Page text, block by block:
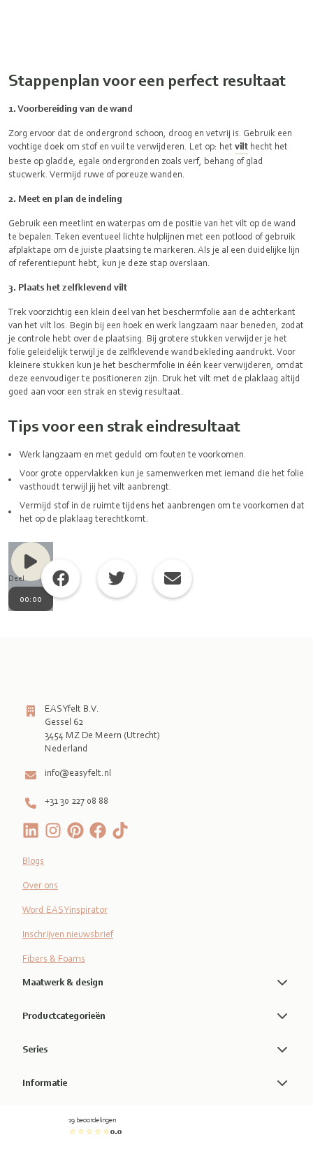
Stappenplan voor een perfect resultaat
1. Voorbereiding van de wand
Zorg ervoor dat de ondergrond schoon, droog en vetvrij is. Gebruik een
vochtige doek om stof en vuil te verwijderen. Let op: het vilt hecht het
beste op gladde, egale ondergronden zoals verf, behang of glad
stucwerk. Vermijd ruwe of poreuze wanden.
2. Meet en plan de indeling
Gebruik een meetlint en waterpas om de positie van het vilt op de wand
te bepalen. Teken eventueel lichte hulplijnen met een potlood of gebruik
afplaktape om de juiste plaatsing te markeren. Als je al een duidelijke lijn
of referentiepunt hebt, kun je deze stap overslaan.
3. Plaats het zelfklevend vilt
Trek voorzichtig een klein deel van het beschermfolie aan de achterkant
van het vilt los. Begin bij een hoek en werk langzaam naar beneden, zodat
je controle hebt over de plaatsing. Bij grotere stukken verwijder je het
folie geleidelijk terwijl je de zelfklevende wandbekleding aandrukt. Voor
kleinere stukken kun je het beschermfolie in één keer verwijderen, omdat
deze eenvoudiger te positioneren zijn. Druk het vilt met de plaklaag altijd
goed aan voor een strak en stevig resultaat.
Tips voor een strak eindresultaat
Werk langzaam en met geduld om fouten te voorkomen.
Voor grote oppervlakken kun je samenwerken met iemand die het folie
vasthoudt terwijl jij het vilt aanbrengt.
Vermijd stof in de ruimte tijdens het aanbrengen om te voorkomen dat
het op de plaklaag terechtkomt.
00:00
Deel
EASYfelt B.V.
Gessel 62
3454 MZ De Meern (Utrecht)
Nederland
info@easyfelt.nl
+31 30 227 08 88
Blogs
Over ons
Word EASYinspirator
Inschrijven nieuwsbrief
Fibers & Foams
Maatwerk & design
Productcategorieën
Series
Informatie
19 beoordelingen
0.0